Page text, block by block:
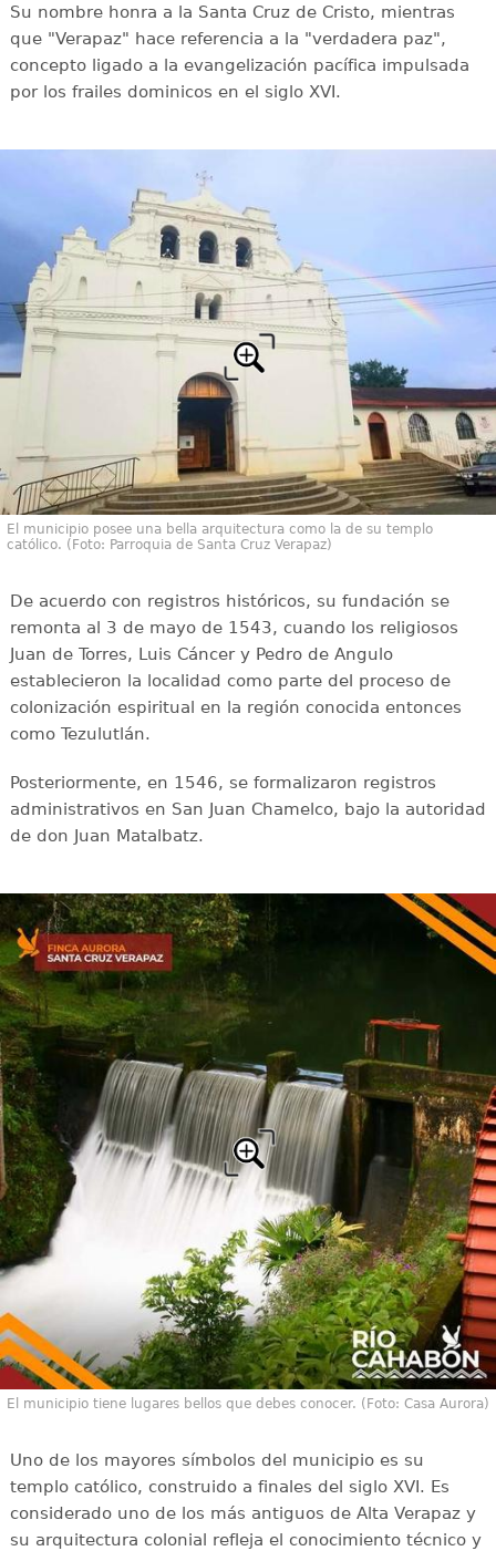
Su nombre honra a la Santa Cruz de Cristo, mientras
que "Verapaz" hace referencia a la "verdadera paz",
concepto ligado a la evangelización pacífica impulsada
por los frailes dominicos en el siglo XVI.
El municipio posee una bella arquitectura como la de su templo
católico. (Foto: Parroquia de Santa Cruz Verapaz)
De acuerdo con registros históricos, su fundación se
remonta al 3 de mayo de 1543, cuando los religiosos
Juan de Torres, Luis Cáncer y Pedro de Angulo
establecieron la localidad como parte del proceso de
colonización espiritual en la región conocida entonces
como Tezulutlán.
Posteriormente, en 1546, se formalizaron registros
administrativos en San Juan Chamelco, bajo la autoridad
de don Juan Matalbatz.
El municipio tiene lugares bellos que debes conocer. (Foto: Casa Aurora)
Uno de los mayores símbolos del municipio es su
templo católico, construido a finales del siglo XVI. Es
considerado uno de los más antiguos de Alta Verapaz y
su arquitectura colonial refleja el conocimiento técnico y